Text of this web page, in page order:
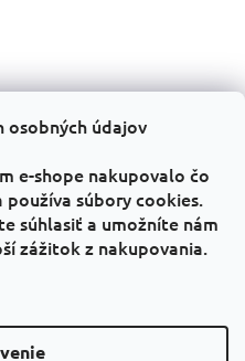
osobných údajov
e-shope nakupovalo čo
súbory cookies.
súhlasiť a umožníte nám
zážitok z nakupovania.